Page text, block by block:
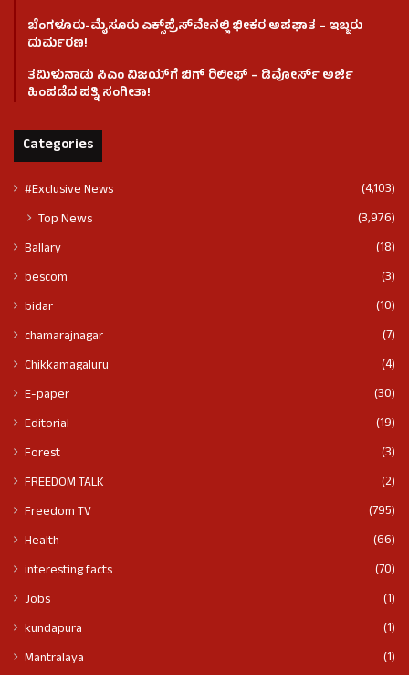
ಬೆಂಗಳೂರು-ಮೈಸೂರು ಎಕ್ಸ್‌ಪ್ರೆಸ್‌ವೇನಲ್ಲಿ ಭೀಕರ ಅಪಘಾತ – ಇಬ್ಬರು
ದುರ್ಮರಣ!
ತಮಿಳುನಾಡು ಸಿಎಂ ವಿಜಯ್‌ಗೆ ಬಿಗ್ ರಿಲೀಫ್ – ಡಿವೋರ್ಸ್ ಅರ್ಜಿ
ಹಿಂಪಡೆದ ಪತ್ನಿ ಸಂಗೀತಾ!
Categories
#Exclusive News (4,103)
Top News (3,976)
Ballary
(18)
bescom
(3)
bidar
(10)
chamarajnagar
(7)
Chikkamagaluru
(4)
E-paper
(30)
Editorial
(19)
Forest
(3)
FREEDOM TALK
(2)
Freedom TV
(795)
Health
(66)
interesting facts
(70)
Jobs
(1)
kundapura
(1)
Mantralaya
(1)